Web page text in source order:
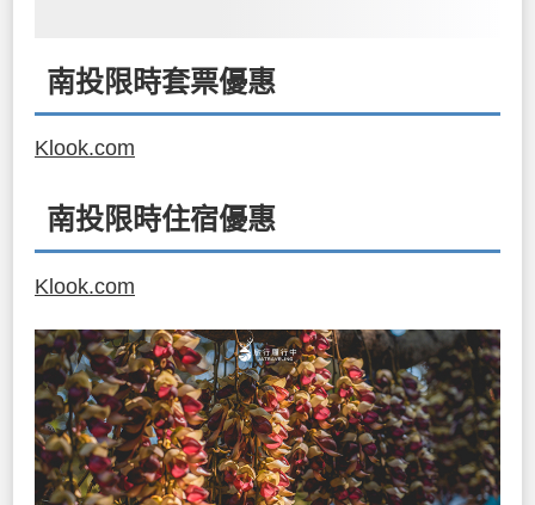
南投限時套票優惠
Klook.com
南投限時住宿優惠
Klook.com